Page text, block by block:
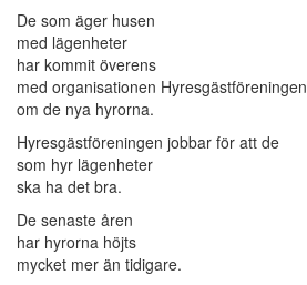
De som äger husen
med lägenheter
har kommit överens
med organisationen Hyresgästföreningen
om de nya hyrorna.
Hyresgästföreningen jobbar för att de
som hyr lägenheter
ska ha det bra.
De senaste åren
har hyrorna höjts
mycket mer än tidigare.